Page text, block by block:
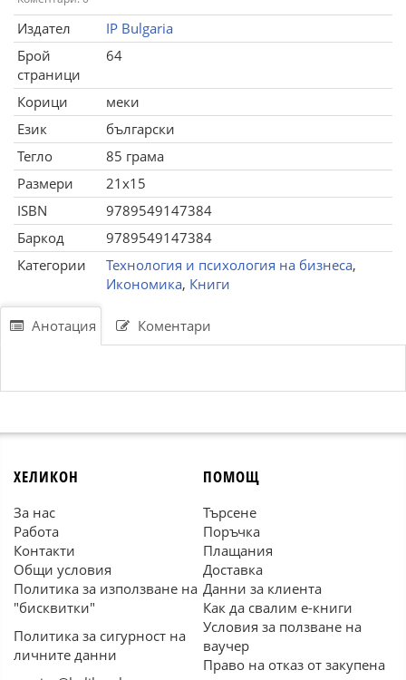
Издател
IP Bulgaria
Брой
страници
64
Корици
меки
Език
български
Тегло
85 грама
Размери
21x15
ISBN
9789549147384
Баркод
9789549147384
Категории
Технология и психология на бизнеса,
Икономика, Книги
Анотация Коментари
ХЕЛИКОН
За нас
Работа
Контакти
Общи условия
Политика за използване на
"бисквитки"
Политика за сигурност на
личните данни
ПОМОЩ
Търсене
Поръчка
Плащания
Доставка
Данни за клиента
Как да свалим е-книги
Условия за ползване на
ваучер
Право на отказ от закупена